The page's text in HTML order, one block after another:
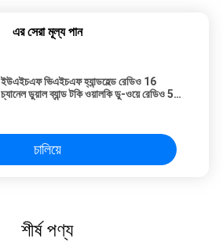
এর সেরা মূল্য পান
ইউএইচএফ ভিএইচএফ হ্যান্ডহেল্ড রেডিও 16
চ্যানেল ডুয়াল ব্যান্ড টকি ওয়ালকি ডু-ওয়ে রেডিও 5-
চালিয়ে
শীর্ষ পণ্য